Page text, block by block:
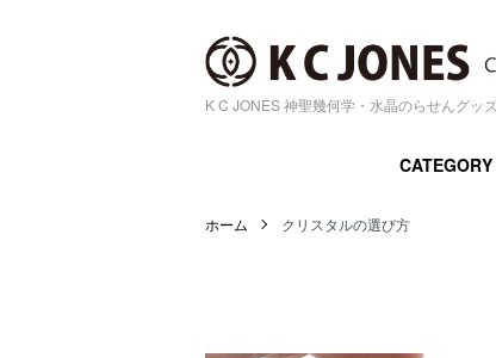
K C JONES 神聖幾何学・水晶のらせんグッ
CATEGORY
ホーム クリスタルの選び方